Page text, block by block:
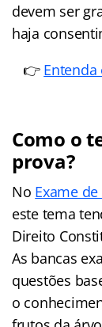
devem ser
haja
👉
Como o
prova?
No Exame
este tema
Direito
As bancas
questões
o